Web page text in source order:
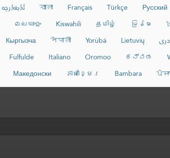
ئۇيغۇرچە বাংলা Français Türkçe Русский
മലയാളം Kiswahili தமிழ் မြန်မာ
Кыргызча नेपाली Yorùbá Lietuvių دری
Fulfulde Italiano Oromoo ಕನ್ನಡ
Македонски ភាសាខ្មែរ Bambara